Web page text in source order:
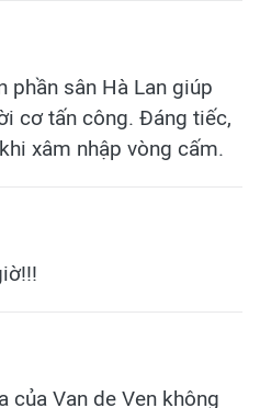
phần sân Hà Lan giúp
cơ tấn công. Đáng tiếc,
xâm nhập vòng cấm.
của Van de Ven không